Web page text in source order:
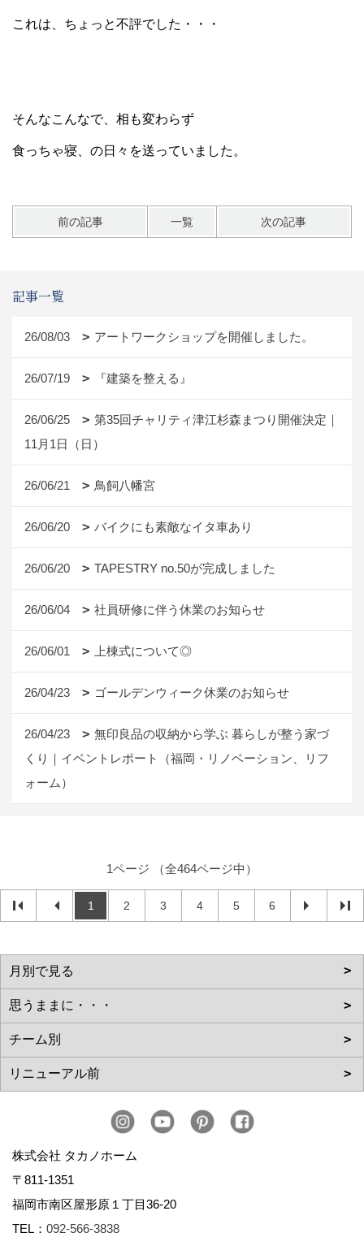
これは、ちょっと不評でした・・・
そんなこんなで、相も変わらず
食っちゃ寝、の日々を送っていました。
前の記事 一覧 次の記事
記事一覧
26/08/03 アートワークショップを開催しました。
26/07/19 『建築を整える』
26/06/25
第35回チャリティ津江杉森まつり開催決定｜
11月1日（日）
26/06/21 鳥飼八幡宮
26/06/20 バイクにも素敵なイタ車あり
26/06/20 TAPESTRY no.50が完成しました
26/06/04 社員研修に伴う休業のお知らせ
26/06/01 上棟式について◎
26/04/23 ゴールデンウィーク休業のお知らせ
26/04/23
無印良品の収納から学ぶ 暮らしが整う家づ
くり｜イベントレポート（福岡・リノベーション、リフ
ォーム）
1ページ （全464ページ中）
1 2 3 4 5 6
株式会社 タカノホーム
〒811-1351
福岡市南区屋形原１丁目36-20
TEL： 092-566-3838